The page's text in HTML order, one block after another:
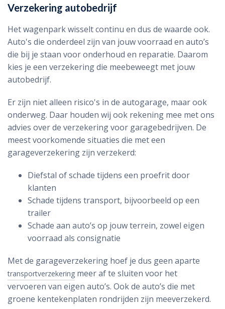
Verzekering autobedrijf
Het wagenpark wisselt continu en dus de waarde ook.
Auto's die onderdeel zijn van jouw voorraad en auto’s
die bij je staan voor onderhoud en reparatie. Daarom
kies je een verzekering die meebeweegt met jouw
autobedrijf.
Er zijn niet alleen risico's in de autogarage, maar ook
onderweg. Daar houden wij ook rekening mee met ons
advies over de verzekering voor garagebedrijven. De
meest voorkomende situaties die met een
garageverzekering zijn verzekerd:
Diefstal of schade tijdens een proefrit door
klanten
Schade tijdens transport, bijvoorbeeld op een
trailer
Schade aan auto’s op jouw terrein, zowel eigen
voorraad als consignatie
Met de garageverzekering hoef je dus geen aparte
transportverzekering meer af te sluiten voor het
vervoeren van eigen auto’s. Ook de auto’s die met
groene kentekenplaten rondrijden zijn meeverzekerd.